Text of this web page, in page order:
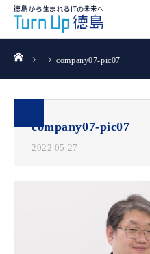
ホーム company07-pic07
company07-pic07
2022.05.27